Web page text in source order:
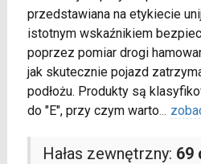
przedstawiana na etykiecie
istotnym wskaźnikiem
poprzez pomiar drogi
jak skutecznie pojazd
podłożu. Produkty są
do "E", przy czym warto...
Hałas zewnętrzny: 69